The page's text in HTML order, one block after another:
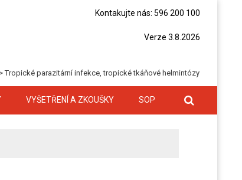
Kontakujte nás: 596 200 100
Verze 3.8.2026
>Tropické parazitární infekce, tropické tkáňové helmintózy
VYŠETŘENÍ A ZKOUŠKY SOP